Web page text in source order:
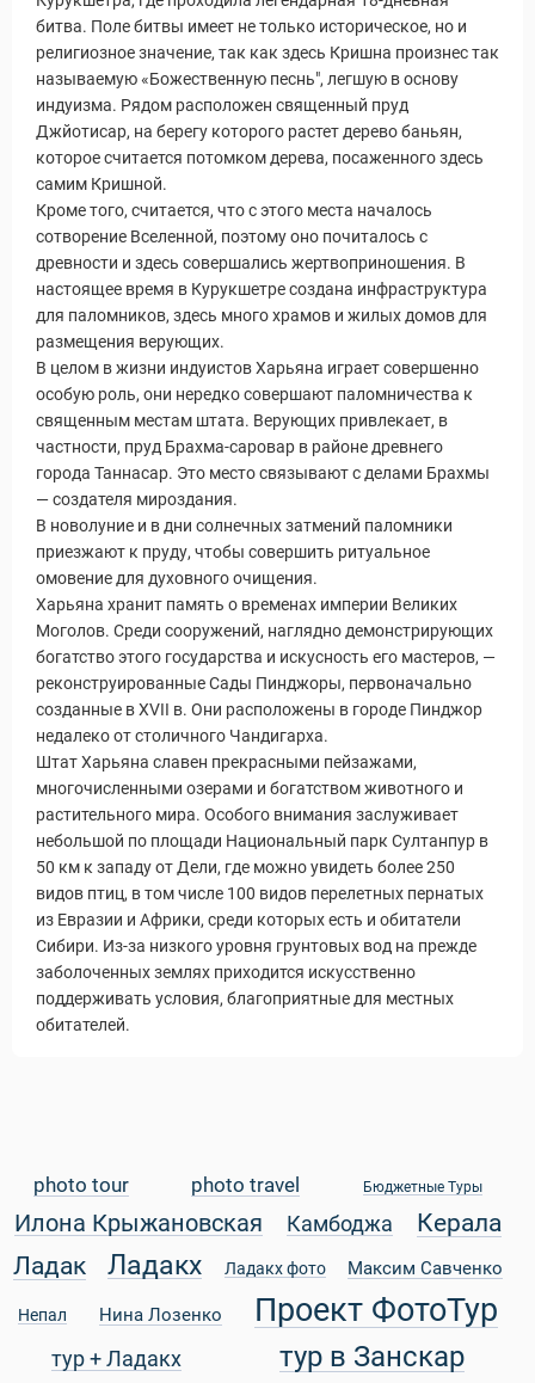
Service Дахаб
Путеводитель по
битва. Поле битвы имеет не только историческое, но и
религиозное значение, так как здесь Кришна произнес так
называемую «Божественную песнь", легшую в основу
индуизма. Рядом расположен священный пруд
Джйотисар, на берегу которого растет дерево баньян,
которое считается потомком дерева, посаженного здесь
самим Кришной.
Кроме того, считается, что с этого места началось
сотворение Вселенной, поэтому оно почиталось с
древности и здесь совершались жертвоприношения. В
настоящее время в Курукшетре создана инфраструктура
для паломников, здесь много храмов и жилых домов для
размещения верующих.
В целом в жизни индуистов Харьяна играет совершенно
особую роль, они нередко совершают паломничества к
священным местам штата. Верующих привлекает, в
частности, пруд Брахма-саровар в районе древнего
города Таннасар. Это место связывают с делами Брахмы
— создателя мироздания.
В новолуние и в дни солнечных затмений паломники
приезжают к пруду, чтобы совершить ритуальное
омовение для духовного очищения.
Харьяна хранит память о временах империи Великих
Моголов. Среди сооружений, наглядно демонстрирующих
богатство этого государства и искусность его мастеров, —
реконструированные Сады Пинджоры, первоначально
созданные в XVII в. Они расположены в городе Пинджор
недалеко от столичного Чандигарха.
Штат Харьяна славен прекрасными пейзажами,
многочисленными озерами и богатством животного и
растительного мира. Особого внимания заслуживает
небольшой по площади Национальный парк Султанпур в
50 км к западу от Дели, где можно увидеть более 250
видов птиц, в том числе 100 видов перелетных пернатых
из Евразии и Африки, среди которых есть и обитатели
Сибири. Из-за низкого уровня грунтовых вод на прежде
заболоченных землях приходится искусственно
поддерживать условия, благоприятные для местных
обитателей.
photo tour photo travel Бюджетные Туры
Илона Крыжановская Камбоджа
Керала
Ладак
Ладакх Ладакх фото Максим Савченко
Непал Нина Лозенко Проект ФотоТур
тур + Ладакх тур в Занскар